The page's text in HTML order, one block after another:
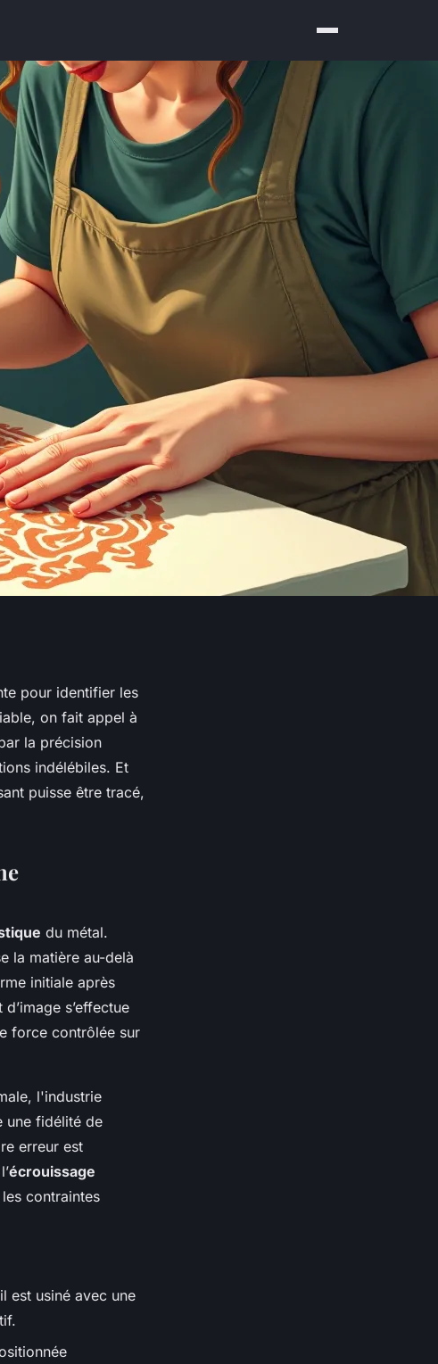
pour identifier les
on fait appel à
la précision
indélébiles. Et
puisse être tracé,
du métal.
la matière au-delà
initiale après
s’effectue
force contrôlée sur
l'industrie
une fidélité de
erreur est
écrouissage
les contraintes
est usiné avec une